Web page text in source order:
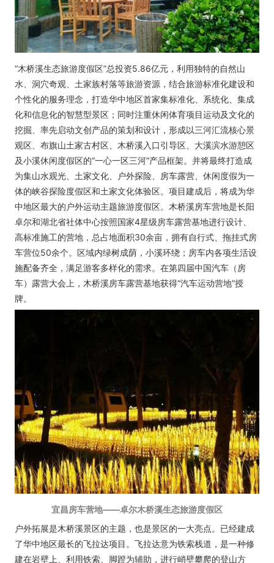
“木桥溪生态旅游度假区”总投资5.86亿元，利用独特的自然山
水、洞穴奇观、土家族村落等旅游资源，结合旅游标准化建设和
个性化的服务理念，打造华中地区首家集标准化、系统化、集成
化和信息化的智慧型景区；同时注重休闲体育项目运动及文化的
挖掘、率先启动文创产品的策划和设计，形成以三河汇流核心景
观区、布旗山土家古村区、木桥溪入口引导区、大溪滨水游憩区
及小溪休闲度假区的“一心一区三河”产品框架。并将最终打造成
为集山水观光、土家文化、户外探险、房车露营、休闲度假为一
体的峡谷探险度假区和土家文化体验区。项目建成后，将成为华
中地区最大的户外运动主题旅游度假区。木桥溪房车营地是长阳
卓尔和湖北省社体中心按照国家4星级房车露营基地进行设计、
高标准施工的营地，总占地面积30余亩，拥有自行式、拖挂式房
车营位50余个。区域内绿树成荫，小溪环绕；房车内各项生活设
施配备齐全，满足游客多样化的需求。在第四届中国汽车（房
车）露营大会上，木桥溪房车露营基地获得“汽车运动营地”授
牌。
宜昌房车营地——卓尔木桥溪生态旅游度假区
户外拓展是木桥溪景区的主题，也是景区的一大亮点。已经建成
了华中地区最长的飞拉达项目。飞拉达意为铁索栈道，是一种修
建在岩壁上、利用铁索、脚蹬为辅助，进行峭壁攀爬的登山方